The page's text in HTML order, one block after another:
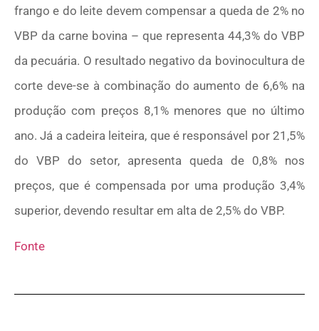
frango e do leite devem compensar a queda de 2% no
VBP da carne bovina – que representa 44,3% do VBP
da pecuária. O resultado negativo da bovinocultura de
corte deve-se à combinação do aumento de 6,6% na
produção com preços 8,1% menores que no último
ano. Já a cadeira leiteira, que é responsável por 21,5%
do VBP do setor, apresenta queda de 0,8% nos
preços, que é compensada por uma produção 3,4%
superior, devendo resultar em alta de 2,5% do VBP.
Fonte